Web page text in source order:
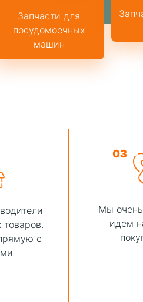
Запчасти для
посудомоечных
машин
товаров.
с
03
Мы очень
идем